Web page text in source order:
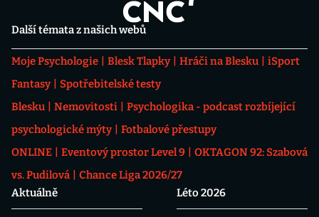
Další témata z našich webů
Moje Psychologie Blesk Tlapky Hráči na Blesku
iSport
Fantasy
Spotřebitelské testy
Blesku
Nemovitosti
Psychologika - podcast rozbíjející
psychologické mýty
Fotbalové přestupy
ONLINE
Eventový prostor Level 9
OKTAGON 92: Szabová
vs. Pudilová
Chance Liga 2026/27
Aktuálně
Léto 2026